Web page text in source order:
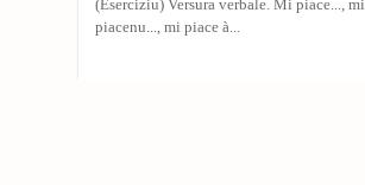
(Eserciziu) Versura verbale. Mi piace..., mi
piacenu..., mi piace à...